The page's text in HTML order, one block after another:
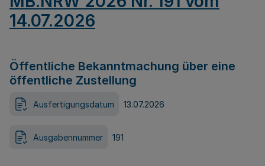
14.07.2026
Öffentliche Bekanntmachung über eine
öffentliche Zustellung
Ausfertigungsdatum 13.07.2026
Ausgabennummer 191